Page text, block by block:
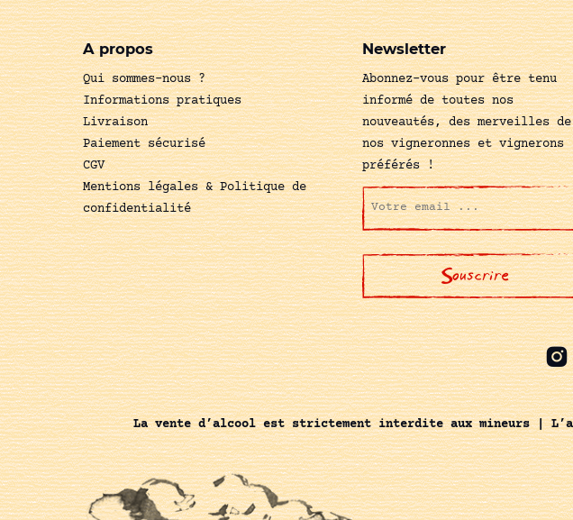
A propos
Qui sommes-nous ?
Informations pratiques
Livraison
Paiement sécurisé
CGV
Mentions légales & Politique de
confidentialité
Newsletter
Abonnez-vous pour être tenu
informé de toutes nos
nouveautés, des merveilles de
nos vigneronnes et vignerons
préférés !
La vente d’alcool est strictement interdite aux mineurs |